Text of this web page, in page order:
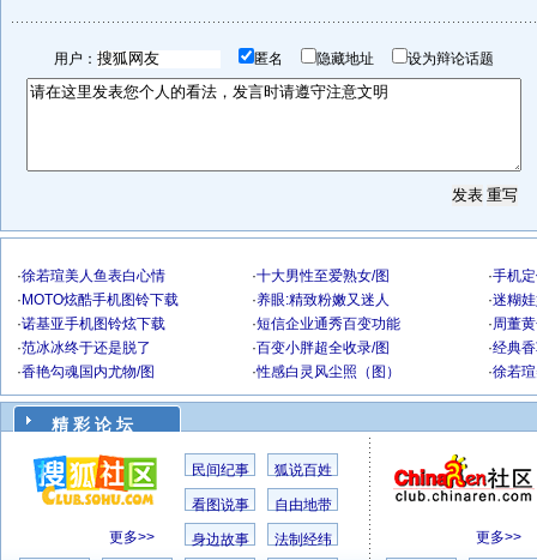
用户： 匿名 隐藏地址 设为辩论话题
·徐若瑄美人鱼表白心情
· MOTO炫酷手机图铃下载
·诺基亚手机图铃炫下载
·范冰冰终于还是脱了
·香艳勾魂国内尤物/图
·十大男性至爱熟女/图
·养眼:精致粉嫩又迷人
·短信企业通秀百变功能
·百变小胖超全收录/图
·性感白灵风尘照（图）
·手机
·迷糊
·周董
·经典
·徐若
精 彩 论 坛
更多>>
民间纪事 狐说百姓
看图说事 自由地带
身边故事 法制经纬 更多>>